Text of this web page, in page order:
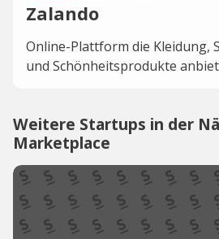
Zalando
Online-Plattform die Kleidung,
und Schönheitsprodukte
Weitere Startups in der
Marketplace